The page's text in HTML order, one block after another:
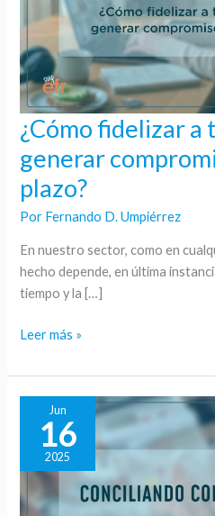
¿Cómo fidelizar a
generar
plazo?
Por Fernando D. Umpiérrez
En nuestro sector, como en
hecho depende, en última
tiempo y la […]
¿Cómo
fidelizar
a
tu
equipo
generar
compromiso
a
plazo?
Leer más »
Jun
16
2025